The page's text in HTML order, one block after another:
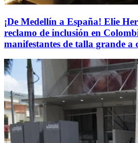
¡De Medellín a España! Elie
reclamo de inclusión en
manifestantes de talla grande a